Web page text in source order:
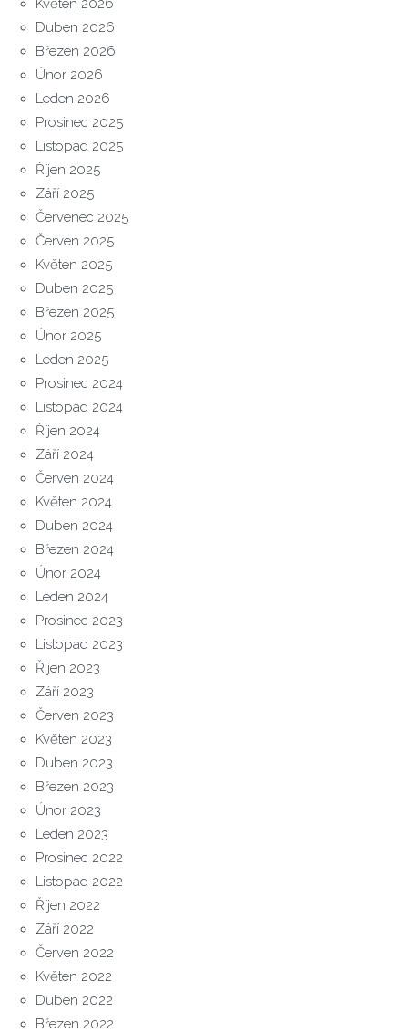
Květen 2026
Duben 2026
Březen 2026
Únor 2026
Leden 2026
Prosinec 2025
Listopad 2025
Říjen 2025
Září 2025
Červenec 2025
Červen 2025
Květen 2025
Duben 2025
Březen 2025
Únor 2025
Leden 2025
Prosinec 2024
Listopad 2024
Říjen 2024
Září 2024
Červen 2024
Květen 2024
Duben 2024
Březen 2024
Únor 2024
Leden 2024
Prosinec 2023
Listopad 2023
Říjen 2023
Září 2023
Červen 2023
Květen 2023
Duben 2023
Březen 2023
Únor 2023
Leden 2023
Prosinec 2022
Listopad 2022
Říjen 2022
Září 2022
Červen 2022
Květen 2022
Duben 2022
Březen 2022